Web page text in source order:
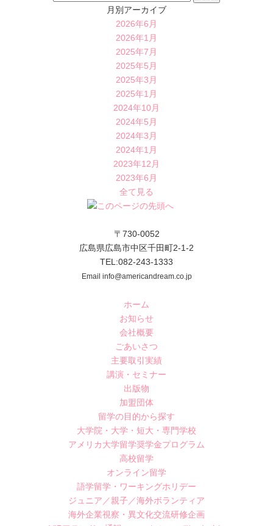
月別アーカイブ
2026年6月
2026年1月
2025年7月
2025年5月
2025年3月
2025年1月
2024年10月
2024年5月
2024年3月
2024年1月
2023年12月
2023年6月
全て見る
〒730-0052
広島県広島市中区千田町2-1-2
TEL:082-243-1333
Email info@americandream.co.jp
ホーム
お知らせ
会社概要
ごあいさつ
主要取引実績
講演・セミナー
出版物
加盟団体
留学の目的から探す
大学院・大学・短大・専門学校
アメリカ大学留学奨学金プログラム
高校留学
オンライン留学
語学留学・ワーキングホリデー
ジュニア／親子／海外ボランティア
海外企業視察・異文化交流研修企画